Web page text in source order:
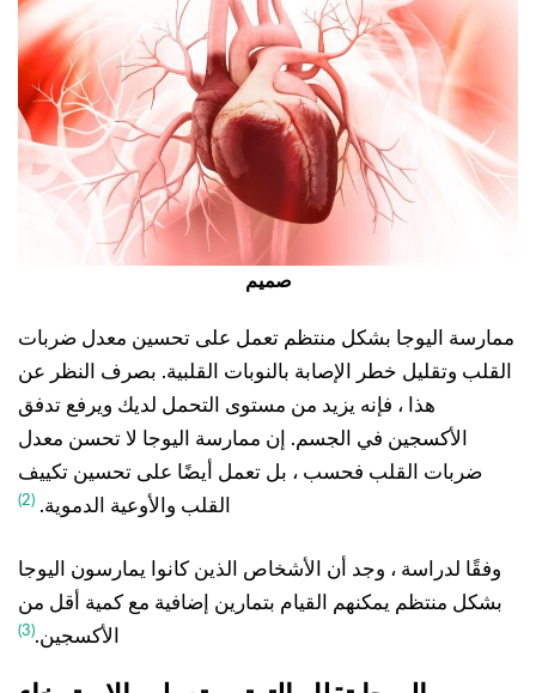
صميم
ممارسة اليوجا بشكل منتظم تعمل على تحسين معدل ضربات
القلب وتقليل خطر الإصابة بالنوبات القلبية. بصرف النظر عن
هذا ، فإنه يزيد من مستوى التحمل لديك ويرفع تدفق
الأكسجين في الجسم. إن ممارسة اليوجا لا تحسن معدل
ضربات القلب فحسب ، بل تعمل أيضًا على تحسين تكييف
القلب والأوعية الدموية. (2)
وفقًا لدراسة ، وجد أن الأشخاص الذين كانوا يمارسون اليوجا
بشكل منتظم يمكنهم القيام بتمارين إضافية مع كمية أقل من
الأكسجين.(3)